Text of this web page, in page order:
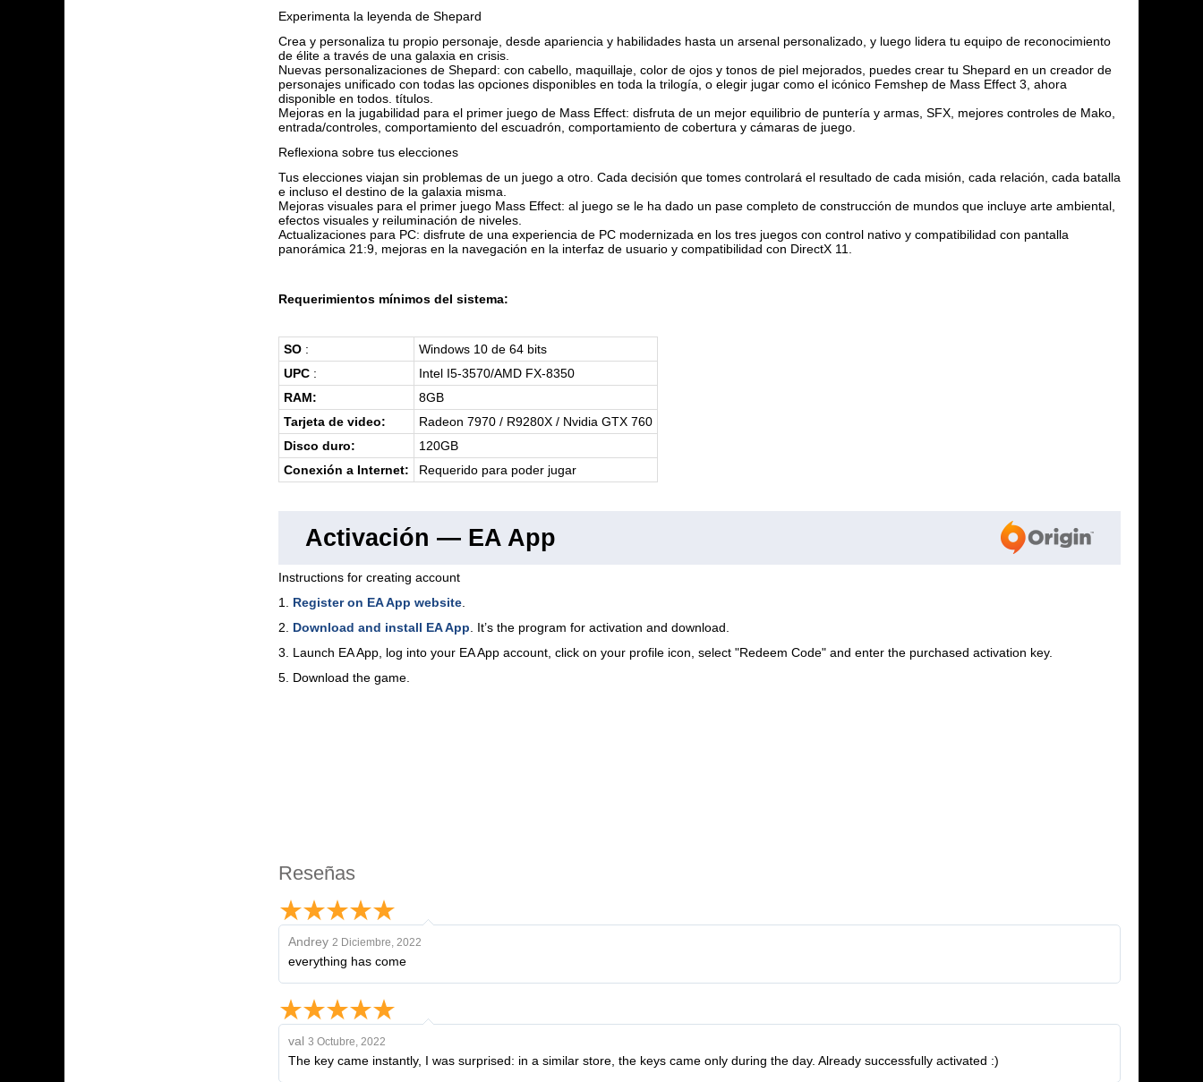
Experimenta la leyenda de Shepard
Crea y personaliza tu propio personaje, desde apariencia y habilidades hasta un arsenal personalizado, y luego lidera tu equipo de reconocimiento
de élite a través de una galaxia en crisis.
Nuevas personalizaciones de Shepard: con cabello, maquillaje, color de ojos y tonos de piel mejorados, puedes crear tu Shepard en un creador de
personajes unificado con todas las opciones disponibles en toda la trilogía, o elegir jugar como el icónico Femshep de Mass Effect 3, ahora
disponible en todos. títulos.
Mejoras en la jugabilidad para el primer juego de Mass Effect: disfruta de un mejor equilibrio de puntería y armas, SFX, mejores controles de Mako,
entrada/controles, comportamiento del escuadrón, comportamiento de cobertura y cámaras de juego.
Reflexiona sobre tus elecciones
Tus elecciones viajan sin problemas de un juego a otro. Cada decisión que tomes controlará el resultado de cada misión, cada relación, cada batalla
e incluso el destino de la galaxia misma.
Mejoras visuales para el primer juego Mass Effect: al juego se le ha dado un pase completo de construcción de mundos que incluye arte ambiental,
efectos visuales y reiluminación de niveles.
Actualizaciones para PC: disfrute de una experiencia de PC modernizada en los tres juegos con control nativo y compatibilidad con pantalla
panorámica 21:9, mejoras en la navegación en la interfaz de usuario y compatibilidad con DirectX 11.
Requerimientos mínimos del sistema:
SO:
Windows 10 de 64 bits
UPC:
Intel I5-3570/AMD FX-8350
RAM:
8GB
Tarjeta de video:
Radeon 7970 / R9280X / Nvidia GTX 760
Disco duro:
120GB
Conexión a Internet:
Requerido para poder jugar
Activación — EA App
Instructions for creating account
1. Register on EA App website.
2. Download and install EA App. It’s the program for activation and download.
3. Launch EA App, log into your EA App account, click on your profile icon, select "Redeem Code" and enter the purchased activation key.
5. Download the game.
Reseñas
Andrey 2 Diciembre, 2022
everything has come
val 3 Octubre, 2022
The key came instantly, I was surprised: in a similar store, the keys came only during the day. Already successfully activated :)